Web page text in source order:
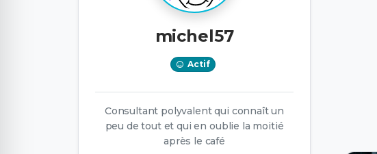
michel57
Actif
Consultant polyvalent qui connaît un
peu de tout et qui en oublie la moitié
après le café